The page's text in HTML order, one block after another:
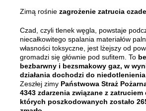
Zimą rośnie zagrożenie zatrucia
Czad, czyli tlenek węgla, powstaje
niecałkowitego spalania materiałów
własności toksyczne, jest lżejszy od
gromadzi się głównie pod sufitem. To
bezbarwny i bezsmakowy gaz, w
działania dochodzi do
Zeszłej zimy Państwowa Straż
4343 zdarzenia związane z zatruciem
których poszkodowanych zostało